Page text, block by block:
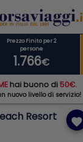
Resort favorite
Prezzo Finito per 2
persone
1.766€
hai buono di50€.
nuovo livello di servizio!